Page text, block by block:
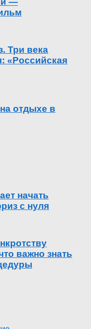
Три века
«Российская
отдыхе в
начать
с нуля
важно знать